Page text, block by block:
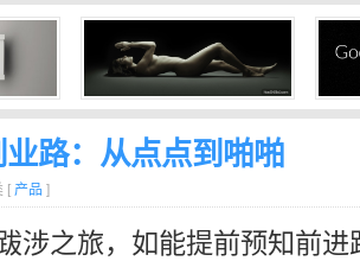
路：从点点到啪啪
[ 产品 ]
涉之旅，如能提前预知前